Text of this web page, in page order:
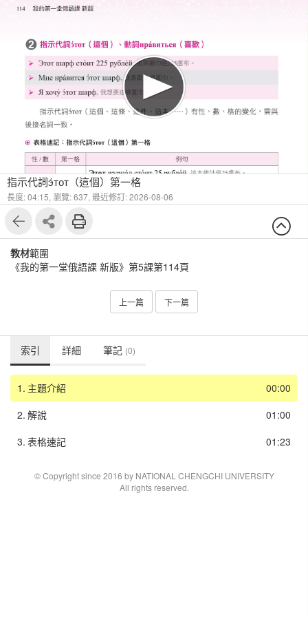
13
指示代詞э́тот（這個）第一格
長度: 04:15, 瀏覽: 637, 最近修訂: 2026-08-06
教材範圍
《我的第一堂俄語課 新版》第5課第114頁
上一篇 下一篇
索引 詳細 筆記 (0)
00:00
1. 主題介紹
01:00
2. 解說
01:23
3. 表格速記
© Copyright since 2016 by NATIONAL CHENGCHI UNIVERSITY
All rights reserved.